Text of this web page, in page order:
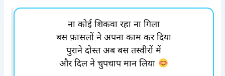
ना कोई शिकवा रहा ना गिला
बस फ़ासलों ने अपना काम कर दिया
पुराने दोस्त अब बस तस्वीरों में
और दिल ने चुपचाप मान लिया